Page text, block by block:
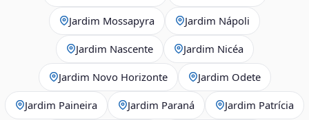
Jardim Mossapyra Jardim Nápoli
Jardim Nascente Jardim Nicéa
Jardim Novo Horizonte Jardim Odete
Jardim Paineira Jardim Paraná Jardim Patrícia